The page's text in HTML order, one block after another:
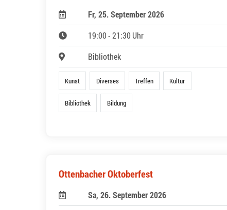
Fr, 25. September 2026
19:00 - 21:30 Uhr
Bibliothek
Kunst Diverses Treffen Kultur
Bibliothek Bildung
Ottenbacher Oktoberfest
Sa, 26. September 2026